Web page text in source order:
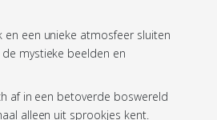
en een unieke atmosfeer sluiten
mystieke beelden en
af in een betoverde boswereld
alleen uit sprookjes kent.